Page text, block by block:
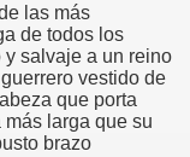
las más
de todos los
salvaje a un reino
vestido de
que porta
larga que su
brazo